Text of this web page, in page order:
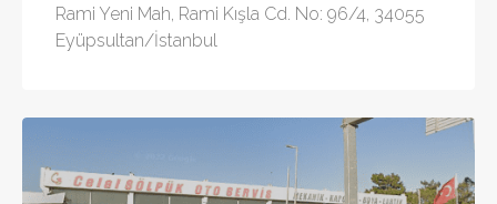
Rami Yeni Mah, Rami Kışla Cd. No: 96/4, 34055
Eyüpsultan/İstanbul